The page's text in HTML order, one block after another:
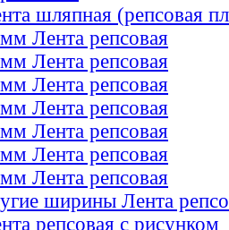
шляпная (репсовая
Лента репсовая
Лента репсовая
Лента репсовая
Лента репсовая
Лента репсовая
Лента репсовая
Лента репсовая
ширины Лента
репсовая с рисунком